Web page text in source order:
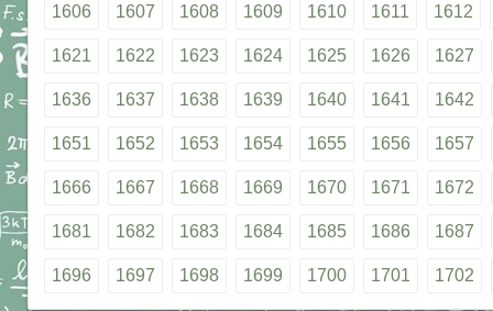
1606 1607 1608 1609 1610 1611 1612
1621 1622 1623 1624 1625 1626 1627
1636 1637 1638 1639 1640 1641 1642
1651 1652 1653 1654 1655 1656 1657
1666 1667 1668 1669 1670 1671 1672
1681 1682 1683 1684 1685 1686 1687
1696 1697 1698 1699 1700 1701 1702